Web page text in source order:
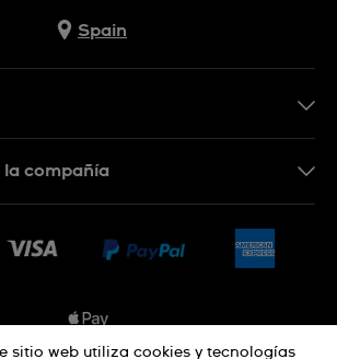
Spain
la compañía
sitio web utiliza cookies y tecnologías